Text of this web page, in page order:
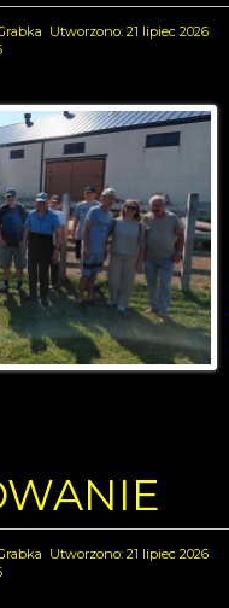
Utworzono: 21 lipiec 2026
Utworzono: 21 lipiec 2026